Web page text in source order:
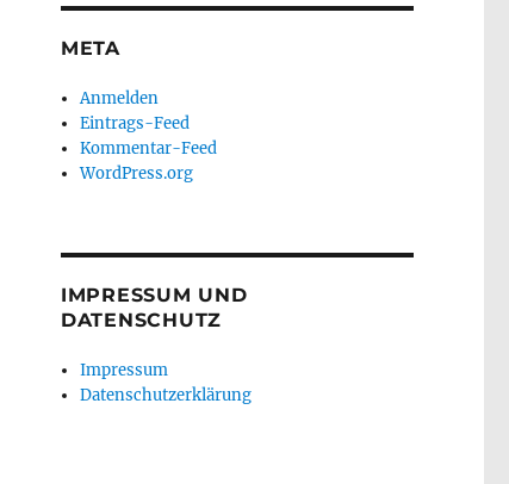
META
Anmelden
Eintrags-Feed
Kommentar-Feed
WordPress.org
IMPRESSUM UND
DATENSCHUTZ
Impressum
Datenschutzerklärung